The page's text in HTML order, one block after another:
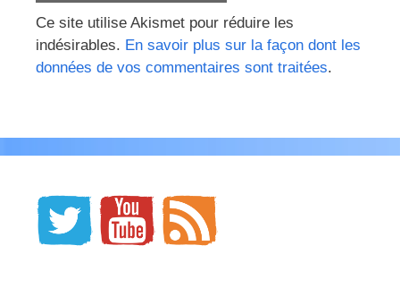
Ce site utilise Akismet pour réduire les
indésirables. En savoir plus sur la façon dont les
données de vos commentaires sont traitées.